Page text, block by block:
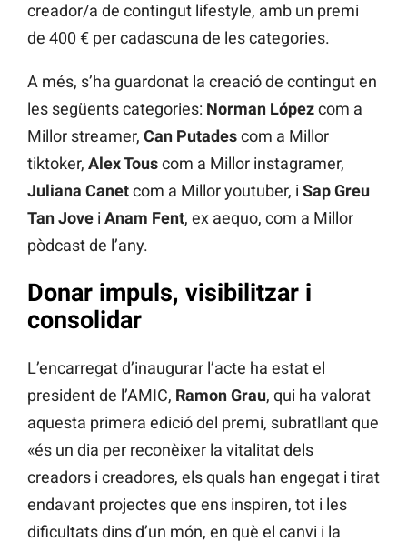
creador/a de contingut lifestyle, amb un premi
de 400 € per cadascuna de les categories.
A més, s’ha guardonat la creació de contingut en
les següents categories: Norman Lópezcom a
Millor streamer, Can Putadescom a Millor
tiktoker, Alex Touscom a Millor instagramer,
Juliana Canetcom a Millor youtuber, i Sap Greu
Tan Jove i Anam Fent, ex aequo, com a Millor
pòdcast de l’any.
Donar impuls, visibilitzar i
consolidar
L’encarregat d’inaugurar l’acte ha estat el
president de l’AMIC, Ramon Grau, qui ha valorat
aquesta primera edició del premi, subratllant que
«és un dia per reconèixer la vitalitat dels
creadors i creadores, els quals han engegat i tirat
endavant projectes que ens inspiren, tot i les
dificultats dins d’un món, en què el canvi i la